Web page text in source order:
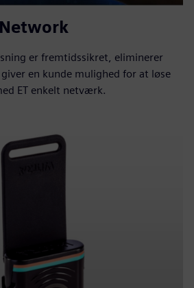
er fremtidssikret, eliminerer
en kunde mulighed for at løse
ET enkelt netværk.